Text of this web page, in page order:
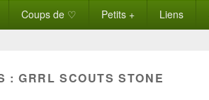
Coups de ♡ Petits + Liens
:GRRL SCOUTS STONE